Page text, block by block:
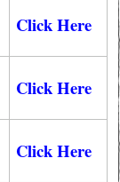
Click Here
Click Here
Click Here